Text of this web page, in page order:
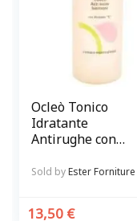
Ocleò Tonico
Idratante
Antirughe con
Sold byEster Forniture
13,50 €